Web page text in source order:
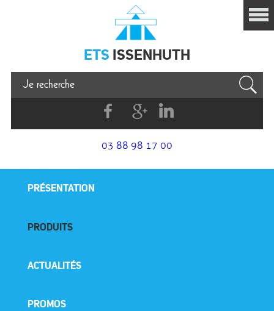
Issenhuth
ETS ISSENHUTH
FacebookG+
Linkedin
03 88 98 17 00
PRÉSENTATION
PRODUITS
ACTUALITÉS
PROMOS